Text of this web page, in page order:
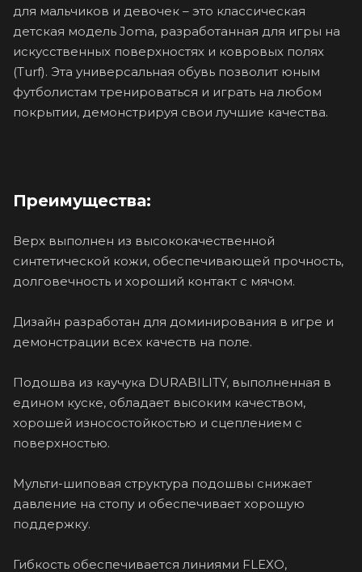
для мальчиков и девочек – это классическая
детская модель Joma, разработанная для игры на
искусственных поверхностях и ковровых полях
(Turf). Эта универсальная обувь позволит юным
футболистам тренироваться и играть на любом
покрытии, демонстрируя свои лучшие качества.
Преимущества:
Верх выполнен из высококачественной
синтетической кожи, обеспечивающей прочность,
долговечность и хороший контакт с мячом.
Дизайн разработан для доминирования в игре и
демонстрации всех качеств на поле.
Подошва из каучука DURABILITY, выполненная в
едином куске, обладает высоким качеством,
хорошей износостойкостью и сцеплением с
поверхностью.
Мульти-шиповая структура подошвы снижает
давление на стопу и обеспечивает хорошую
поддержку.
Гибкость обеспечивается линиями FLEXO,